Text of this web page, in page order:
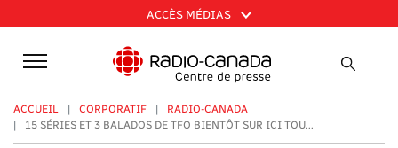
au
contenu
principal
ACCÈS MÉDIAS
ACCUEIL CORPORATIF
RADIO-CANADA
15 SÉRIES ET 3 BALADOS DE TFO BIENTÔT SUR ICI TOU...